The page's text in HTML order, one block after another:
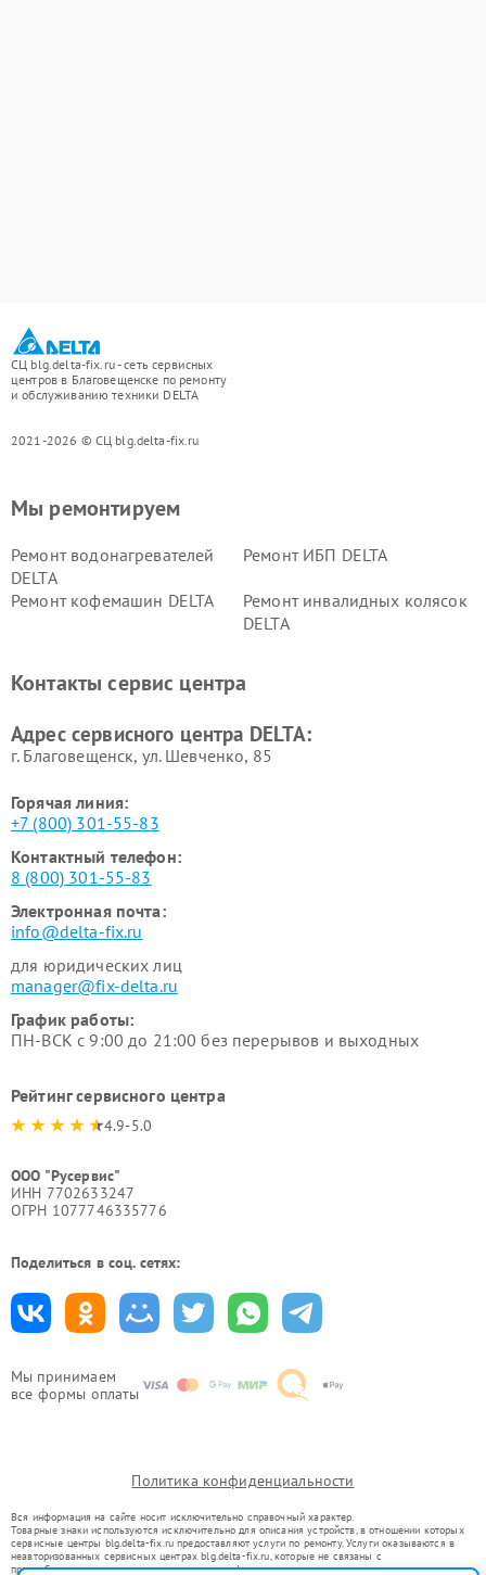
СЦ blg.delta-fix.ru - сеть сервисных
центров в Благовещенске по ремонту
и обслуживанию техники DELTA
2021-2026 © СЦ blg.delta-fix.ru
Мы принимаем
все формы оплаты
Мы ремонтируем
Ремонт водонагревателей
DELTA
Ремонт ИБП DELTA
Ремонт кофемашин DELTA
Ремонт инвалидных колясок
DELTA
Контакты сервис центра
Адрес сервисного центра DELTA:
г. Благовещенск, ул. Шевченко, 85
Горячая линия:
+7 (800) 301-55-83
Контактный телефон:
8 (800) 301-55-83
Электронная почта:
info@delta-fix.ru
для юридических лиц
manager@fix-delta.ru
График работы:
ПН-ВСК с 9:00 до 21:00 без перерывов и выходных
Рейтинг сервисного центра
4.9-5.0
ООО "Русервис"
ИНН 7702633247
ОГРН 1077746335776
Поделиться в соц. сетях:
Политика конфиденциальности
Вся информация на сайте носит исключительно справочный характер.
Товарные знаки используются исключительно для описания устройств, в отношении которых
сервисные центры blg.delta-fix.ru предоставляют услуги по ремонту. Услуги оказываются в
неавторизованных сервисных центрах blg.delta-fix.ru, которые не связаны с
правообладателями товарных знаков или их официальными представителями.